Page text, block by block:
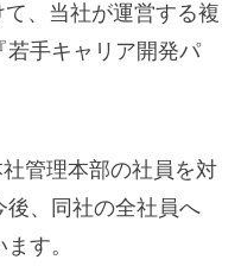
、当社が運営する複
手キャリア開発パ
管理本部の社員を対
、同社の全社員へ
す。